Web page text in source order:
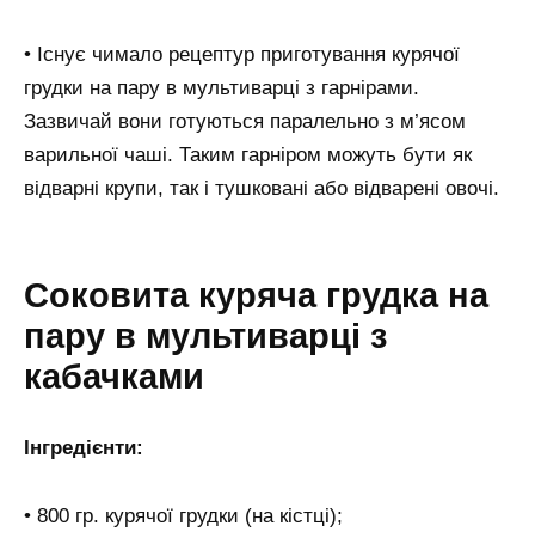
• Існує чимало рецептур приготування курячої
грудки на пару в мультиварці з гарнірами.
Зазвичай вони готуються паралельно з м’ясом
варильної чаші. Таким гарніром можуть бути як
відварні крупи, так і тушковані або відварені овочі.
Соковита куряча грудка на
пару в мультиварці з
кабачками
Інгредієнти:
• 800 гр. курячої грудки (на кістці);